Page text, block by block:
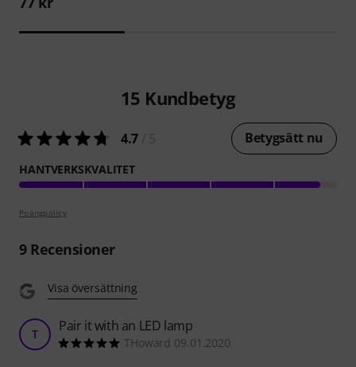
15 Kundbetyg
4.7 Betygsätt nu
HANTVERKSKVALITET
Poängpolicy
9Recensioner
Visa översättning
T Pair it with an LED lamp
THoward 09.01.2020